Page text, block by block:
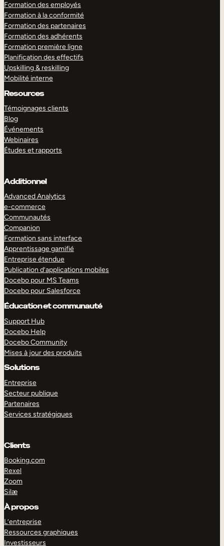
Formation des employés
Formation à la conformité
Formation des partenaires
Formation des adhérents
Formation première ligne
Planification des effectifs
Upskilling & reskilling
Mobilité interne
Resources
Témoignages clients
Blog
Événements
Webinaires
Études et rapports
Additionnel
Advanced Analytics
e-commerce
Communautés
Companion
Formation sans interface
Apprentissage gamifié
Entreprise étendue
Publication d’applications mobiles
Docebo pour MS Teams
Docebo pour Salesforce
Éducation et communauté
Support Hub
Docebo Help
Docebo Community
Mises à jour des produits
Solutions
Entreprise
Secteur publique
Partenaires
Services stratégiques
Clients
Booking.com
Rexel
Zoom
Silæ
À propos
L’entreprise
Ressources graphiques
Investisseurs